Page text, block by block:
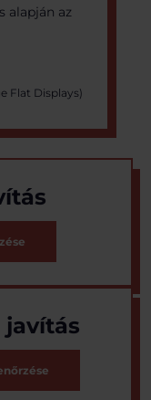
alapján az
Flat Displays)
javítás